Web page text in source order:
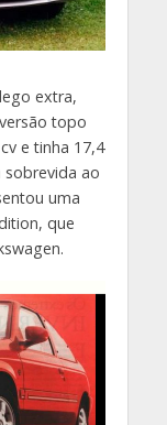
extra,
topo
e tinha 17,4
ao
uma
que